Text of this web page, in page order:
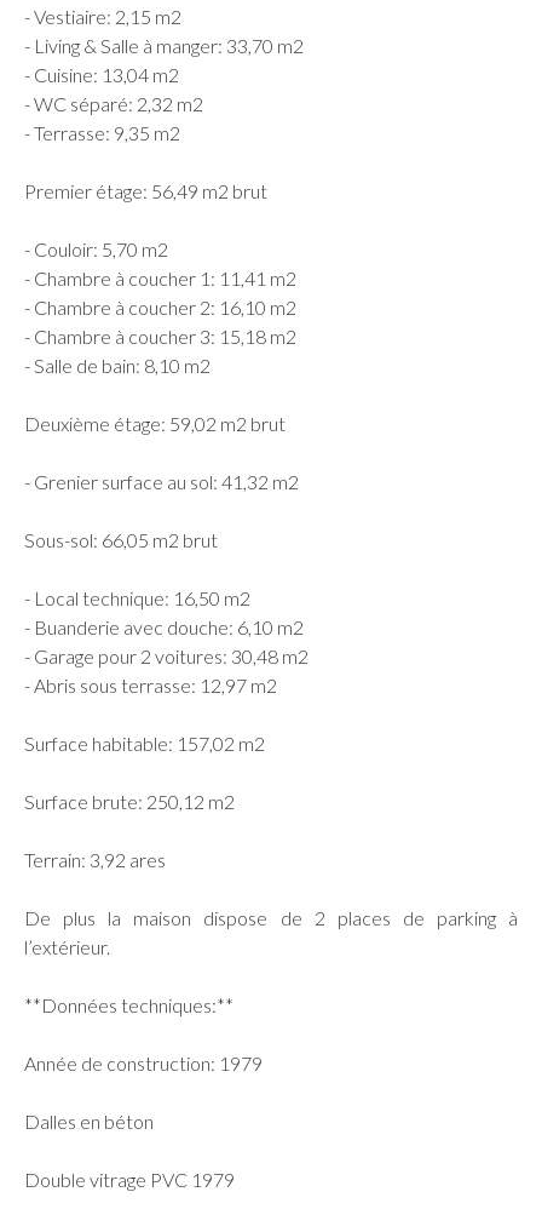
- Vestiaire: 2,15 m2
- Living & Salle à manger: 33,70 m2
- Cuisine: 13,04 m2
- WC séparé: 2,32 m2
- Terrasse: 9,35 m2
Premier étage: 56,49 m2 brut
- Couloir: 5,70 m2
- Chambre à coucher 1: 11,41 m2
- Chambre à coucher 2: 16,10 m2
- Chambre à coucher 3: 15,18 m2
- Salle de bain: 8,10 m2
Deuxième étage: 59,02 m2 brut
- Grenier surface au sol: 41,32 m2
Sous-sol: 66,05 m2 brut
- Local technique: 16,50 m2
- Buanderie avec douche: 6,10 m2
- Garage pour 2 voitures: 30,48 m2
- Abris sous terrasse: 12,97 m2
Surface habitable: 157,02 m2
Surface brute: 250,12 m2
Terrain: 3,92 ares
De plus la maison dispose de 2 places de parking à
l’extérieur.
**Données techniques:**
Année de construction: 1979
Dalles en béton
Double vitrage PVC 1979